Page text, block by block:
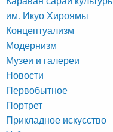
им. Икуо Хироямы
Концептуализм
Модернизм
Музеи и галереи
Новости
Первобытное
Портрет
Прикладное искусство